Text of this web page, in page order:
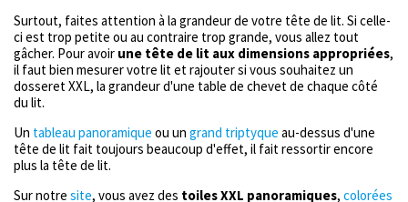
Surtout, faites attention à la grandeur de votre tête de lit. Si celle-
ci est trop petite ou au contraire trop grande, vous allez tout
gâcher. Pour avoir une tête de lit aux dimensions appropriées,
il faut bien mesurer votre lit et rajouter si vous souhaitez un
dosseret XXL, la grandeur d'une table de chevet de chaque côté
du lit.
Un tableau panoramique ou un grand triptyque au-dessus d'une
tête de lit fait toujours beaucoup d'effet, il fait ressortir encore
plus la tête de lit.
Sur notre site, vous avez des toiles XXL panoramiques, colorées